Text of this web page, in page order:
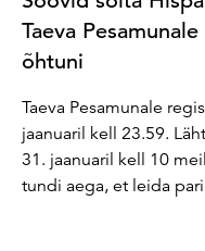
Taeva
õhtuni
Taeva Pesamunale
jaanuaril kell 23.59.
31. jaanuaril kell 10
tundi aega, et leida